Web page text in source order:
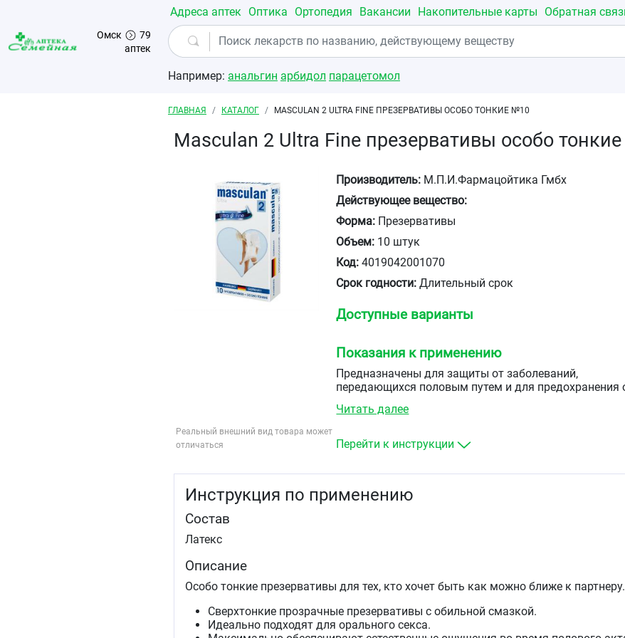
Перейти к основному содержанию
Омск
79
аптек
Адреса аптек Оптика Ортопедия Вакансии Накопительные карты Обратная
Например: анальгин арбидол парацетомол
Строка навигации
ГЛАВНАЯ КАТАЛОГ MASCULAN 2 ULTRA FINE ПРЕЗЕРВАТИВЫ ОСОБО ТОНКИЕ №10
Masculan 2 Ultra Fine презервативы особо
Реальный внешний вид товара может
отличаться
Производитель: М.П.И.Фармацойтика Гмбх
Действующее вещество:
Форма: Презервативы
Объем: 10 штук
Код: 4019042001070
Срок годности: Длительный срок
Доступные варианты
Показания к применению
Предназначены для защиты от заболеваний,
передающихся половым путем и для предохранения
Читать далее
Перейти к инструкции
Инструкция по применению
Состав
Латекс
Описание
Особо тонкие презервативы для тех, кто хочет быть как можно ближе к партнеру.
Сверхтонкие прозрачные презервативы с обильной смазкой.
Идеально подходят для орального секса.